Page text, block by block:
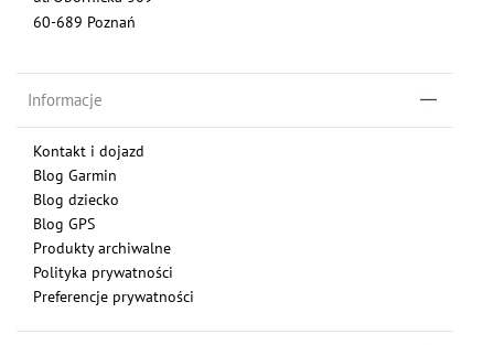
60-689 Poznań
Informacje
Kontakt i dojazd
Blog Garmin
Blog dziecko
Blog GPS
Produkty archiwalne
Polityka prywatności
Preferencje prywatności